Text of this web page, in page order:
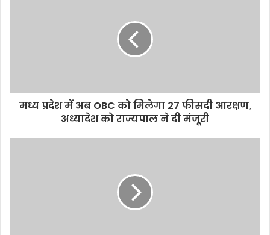
मध्य प्रदेश में अब OBC को मिलेगा 27 फीसदी आरक्षण,
अध्यादेश को राज्यपाल ने दी मंजूरी